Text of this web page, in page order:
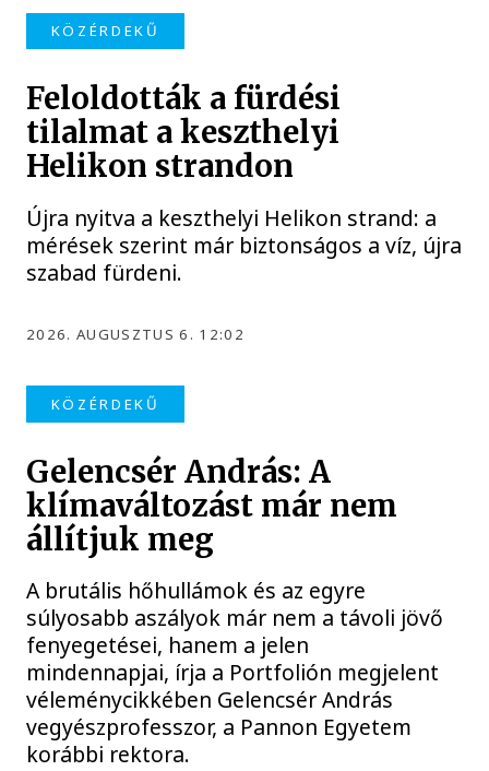
KÖZÉRDEKŰ
Feloldották a fürdési
tilalmat a keszthelyi
Helikon strandon
Újra nyitva a keszthelyi Helikon strand: a
mérések szerint már biztonságos a víz, újra
szabad fürdeni.
2026. AUGUSZTUS 6. 12:02
KÖZÉRDEKŰ
Gelencsér András: A
klímaváltozást már nem
állítjuk meg
A brutális hőhullámok és az egyre
súlyosabb aszályok már nem a távoli jövő
fenyegetései, hanem a jelen
mindennapjai, írja a Portfolión megjelent
véleménycikkében Gelencsér András
vegyészprofesszor, a Pannon Egyetem
korábbi rektora.